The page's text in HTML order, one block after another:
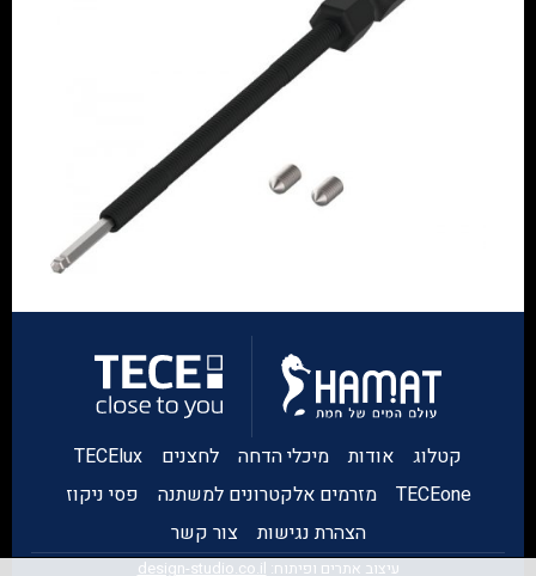
קטלוג אודות מיכלי הדחה לחצנים
TECElux
TECEone
מזרמים אלקטרונים למשתנה
פסי ניקוז
הצהרת נגישות
צור קשר
עיצוב אתרים ופיתוח: design-studio.co.il